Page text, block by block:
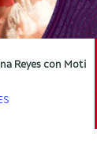
Reyes con Moti